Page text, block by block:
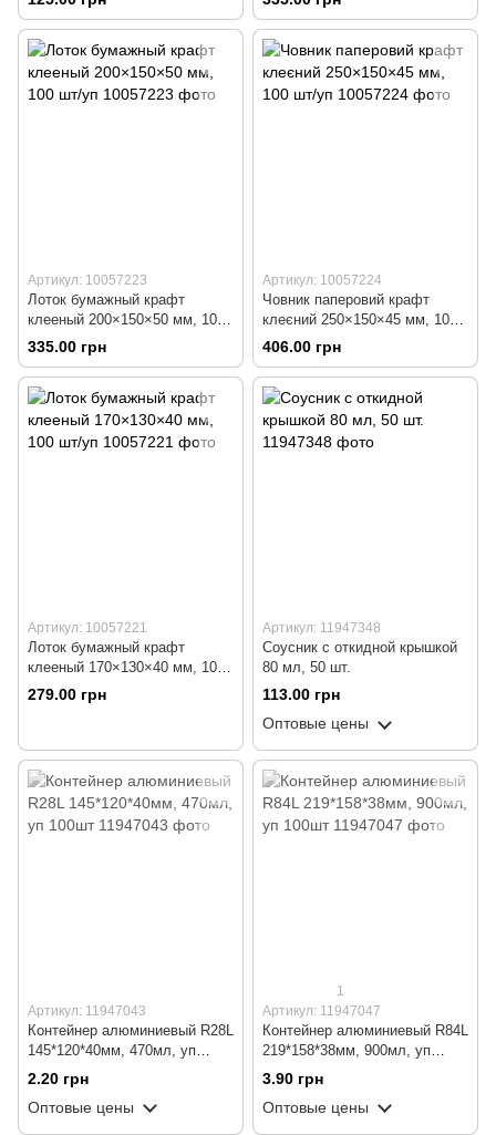
Артикул: 10057223
Лоток бумажный крафт
клееный 200×150×50 мм, 100
шт/уп
335.00 грн
Артикул: 10057224
Човник паперовий крафт
клеєний 250×150×45 мм, 100
шт/уп
406.00 грн
Артикул: 10057221
Лоток бумажный крафт
клееный 170×130×40 мм, 100
шт/уп
279.00 грн
Артикул: 11947348
Соусник с откидной крышкой
80 мл, 50 шт.
113.00 грн
Оптовые цены
Артикул: 11947043
Контейнер алюминиевый R28L
145*120*40мм, 470мл, уп
100шт
2.20 грн
Оптовые цены
1
Артикул: 11947047
Контейнер алюминиевый R84L
219*158*38мм, 900мл, уп
100шт
3.90 грн
Оптовые цены